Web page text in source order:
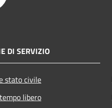
DI SERVIZIO
stato civile
libero